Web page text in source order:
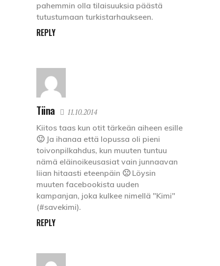
pahemmin olla tilaisuuksia päästä
tutustumaan turkistarhaukseen.
REPLY
Tiina 11.10.2014
Kiitos taas kun otit tärkeän aiheen esille
🙂 Ja ihanaa että lopussa oli pieni
toivonpilkahdus, kun muuten tuntuu
nämä eläinoikeusasiat vain junnaavan
liian hitaasti eteenpäin 🙁 Löysin
muuten facebookista uuden
kampanjan, joka kulkee nimellä "Kimi"
(#savekimi).
REPLY